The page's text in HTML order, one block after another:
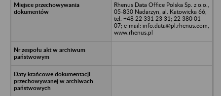
Rhenus Data Office Polska Sp. z o.o.,
05-830 Nadarzyn, al. Katowicka 66,
tel. +48 22 331 23 31; 22 380 01
07; e-mail: info.data@pl.rhenus.com,
www.rhenus.pl